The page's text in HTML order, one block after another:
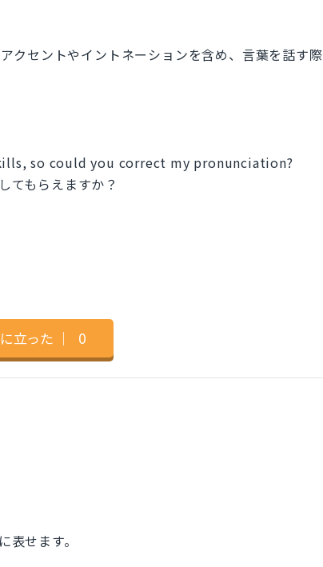
セントやイントネーションを含め、言葉を話す際
so could you correct my pronunciation?
てもらえますか？
立った ｜ 0
表せます。